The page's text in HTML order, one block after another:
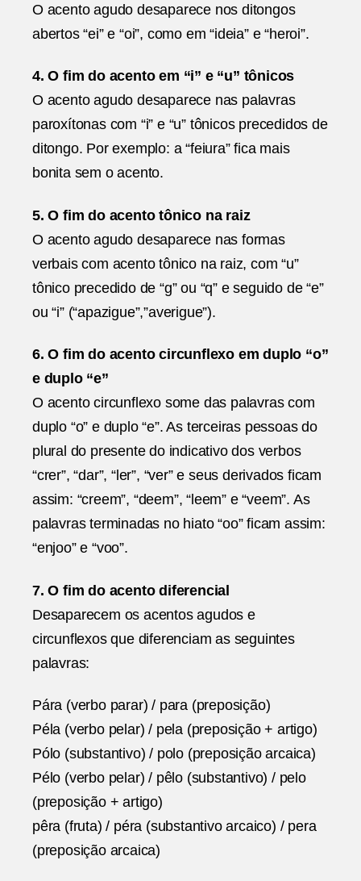
O acento agudo desaparece nos ditongos
abertos “ei” e “oi”, como em “ideia” e “heroi”.
4. O fim do acento em “i” e “u” tônicos
O acento agudo desaparece nas palavras
paroxítonas com “i” e “u” tônicos precedidos de
ditongo. Por exemplo: a “feiura” fica mais
bonita sem o acento.
5. O fim do acento tônico na raiz
O acento agudo desaparece nas formas
verbais com acento tônico na raiz, com “u”
tônico precedido de “g” ou “q” e seguido de “e”
ou “i” (“apazigue”,”averigue”).
6. O fim do acento circunflexo em duplo “o”
e duplo “e”
O acento circunflexo some das palavras com
duplo “o” e duplo “e”. As terceiras pessoas do
plural do presente do indicativo dos verbos
“crer”, “dar”, “ler”, “ver” e seus derivados ficam
assim: “creem”, “deem”, “leem” e “veem”. As
palavras terminadas no hiato “oo” ficam assim:
“enjoo” e “voo”.
7. O fim do acento diferencial
Desaparecem os acentos agudos e
circunflexos que diferenciam as seguintes
palavras:
Pára (verbo parar) / para (preposição)
Péla (verbo pelar) / pela (preposição + artigo)
Pólo (substantivo) / polo (preposição arcaica)
Pélo (verbo pelar) / pêlo (substantivo) / pelo
(preposição + artigo)
pêra (fruta) / péra (substantivo arcaico) / pera
(preposição arcaica)